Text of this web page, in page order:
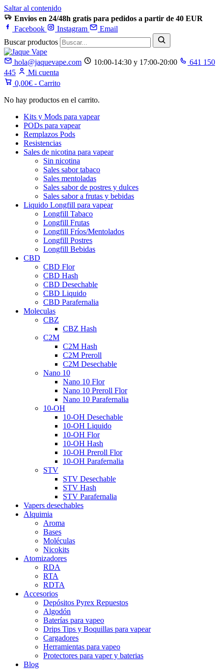
Saltar al contenido
Envios en 24/48h gratis para pedidos a partir de 40 EUR
Facebook
Instagram
Email
Buscar productos
hola@jaquevape.com 10:00-14:30 y 17:00-20:00
641 150
445
Mi cuenta
0,00€ - Carrito
No hay productos en el carrito.
Kits y Mods para vapear
PODs para vapear
Remplazos Pods
Resistencias
Sales de nicotina para vapear
Sin nicotina
Sales sabor tabaco
Sales mentoladas
Sales sabor de postres y dulces
Sales sabor a frutas y bebidas
Liquido Longfill para vapear
Longfill Tabaco
Longfill Frutas
Longfill Fríos/Mentolados
Longfill Postres
Longfill Bebidas
CBD
CBD Flor
CBD Hash
CBD Desechable
CBD Liquido
CBD Parafernalia
Moleculas
CBZ
CBZ Hash
C2M
C2M Hash
C2M Preroll
C2M Desechable
Nano 10
Nano 10 Flor
Nano 10 Preroll Flor
Nano 10 Parafernalia
10-OH
10-OH Desechable
10-OH Liquido
10-OH Flor
10-OH Hash
10-OH Preroll Flor
10-OH Parafernalia
STV
STV Desechable
STV Hash
STV Parafernalia
Vapers desechables
Alquimia
Aroma
Bases
Moléculas
Nicokits
Atomizadores
RDA
RTA
RDTA
Accesorios
Depósitos Pyrex Repuestos
Algodón
Baterías para vapeo
Drips Tips y Boquillas para vapear
Cargadores
Herramientas para vapeo
Protectores para vaper y baterias
Blog